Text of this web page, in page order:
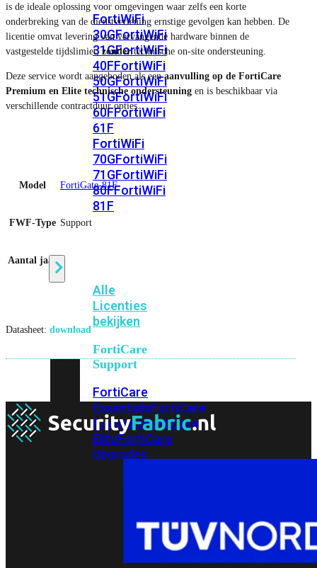
FortiWiFi
30GFortiWiFi
31GFortiWiFi
40FFortiWiFi
50GFortiWiFi
51GFortiWiFi
60FFortiWiFi
61F
FortiWiFi
70GFortiWiFi
71GFortiWiFi
80FFortiWiFi
81F
Alle
Licenties
bekijken
FortiCare
Support
FortiCare
EssentialsFortiCare
PremiumFortiCare
EliteFortiCare
Upgrades
is de ideale oplossing voor omgevingen waar zelfs een korte
onderbreking van de dienstverlening ernstige gevolgen kan hebben. De
licentie omvat levering van vervangende hardware binnen de
vastgestelde tijdslimiet,zondertechnische on-site ondersteuning.
Deze service wordt aangeboden als eenaanvulling op de FortiCare
Premium en Elite technische ondersteuning en is beschikbaar via
verschillende contractduur opties.
Model FortiGate-81F
FWF-Type Support
Aantal jaar 1
Datasheet: download